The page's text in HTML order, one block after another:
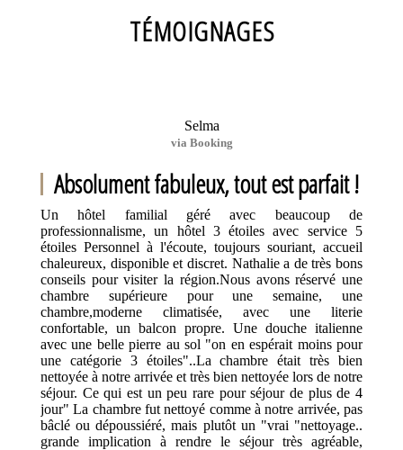
TÉMOIGNAGES
Selma
via Booking
Absolument fabuleux, tout est parfait !
Un hôtel familial géré avec beaucoup de
professionnalisme, un hôtel 3 étoiles avec service 5
étoiles Personnel à l'écoute, toujours souriant, accueil
chaleureux, disponible et discret. Nathalie a de très bons
conseils pour visiter la région.Nous avons réservé une
chambre supérieure pour une semaine, une
chambre,moderne climatisée, avec une literie
confortable, un balcon propre. Une douche italienne
avec une belle pierre au sol "on en espérait moins pour
une catégorie 3 étoiles"..La chambre était très bien
nettoyée à notre arrivée et très bien nettoyée lors de notre
séjour. Ce qui est un peu rare pour séjour de plus de 4
jour" La chambre fut nettoyé comme à notre arrivée, pas
bâclé ou dépoussiéré, mais plutôt un "vrai "nettoyage..
grande implication à rendre le séjour très agréable,